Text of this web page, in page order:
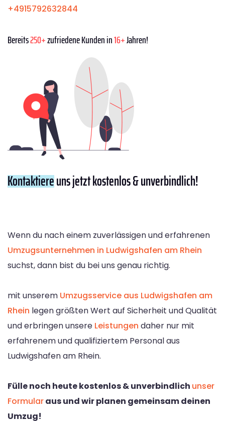
+4915792632844
Bereits250+zufriedene Kunden in16+Jahren!
Kontaktiereuns jetzt kostenlos & unverbindlich!
Wenn du nach einem zuverlässigen und erfahrenen
Umzugsunternehmen in Ludwigshafen am Rhein
suchst, dann bist du bei uns genau richtig.
mit unserem Umzugsservice aus Ludwigshafen am
Rhein legen größten Wert auf Sicherheit und Qualität
und erbringen unsere Leistungen daher nur mit
erfahrenem und qualifiziertem Personal aus
Ludwigshafen am Rhein.
Fülle noch heute kostenlos & unverbindlich unser
Formularaus und wir planen gemeinsam deinen
Umzug!